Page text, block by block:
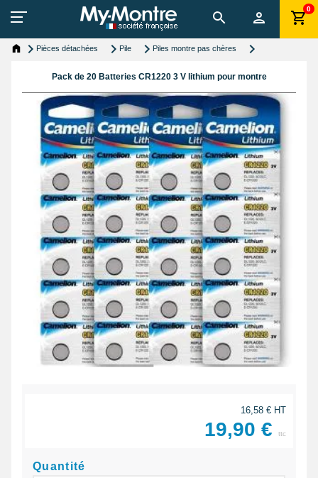
0
Pièces détachées Pile Piles montre pas chères
Pack de 20 Batteries CR1220 3 V lithium pour montre
16,58 € HT
19,90 € ttc
Quantité